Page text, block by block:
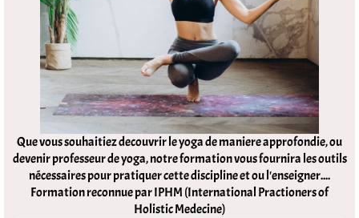
Que vous souhaitiez decouvrir le yoga de maniere approfondie, ou
devenir professeur de yoga, notre formation vous fournira les outils
nécessaires pour pratiquer cette discipline et ou l'enseigner....
Formation reconnue par IPHM (International Practioners of
Holistic Medecine)